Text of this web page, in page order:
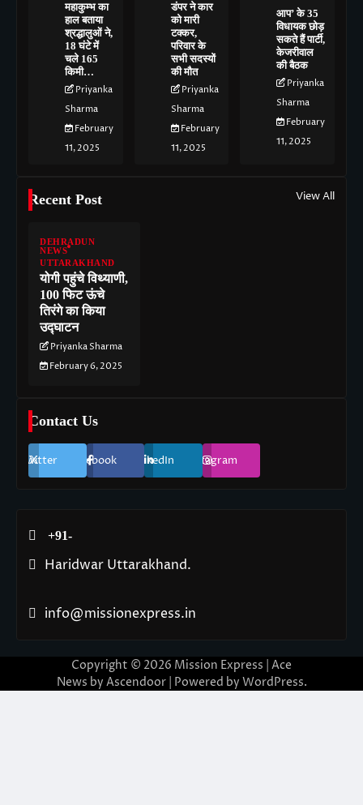
महाकुम्भ का
हाल बताया
श्रद्धालुओं ने,
18 घंटे में
चले 165
किमी…
Priyanka
Sharma
February
11, 2025
डंपर ने कार
को मारी
टक्कर,
परिवार के
सभी सदस्यों
की मौत
Priyanka
Sharma
February
11, 2025
आप’ के 35
विधायक छोड़
सकते हैं पार्टी,
केजरीवाल
की बैठक
Priyanka
Sharma
February
11, 2025
Recent Post View All
DEHRADUN
NEWS
UTTARAKHAND
योगी पहुंचे विथ्याणी,
100 फिट ऊंचे
तिरंगे का किया
उद्घाटन
Priyanka Sharma
February 6, 2025
Contact Us
Twitter Facebook LinkedIn Instagram
+91-
Haridwar Uttarakhand.
info@missionexpress.in
Copyright © 2026 Mission Express | Ace
News by Ascendoor| Powered by WordPress.